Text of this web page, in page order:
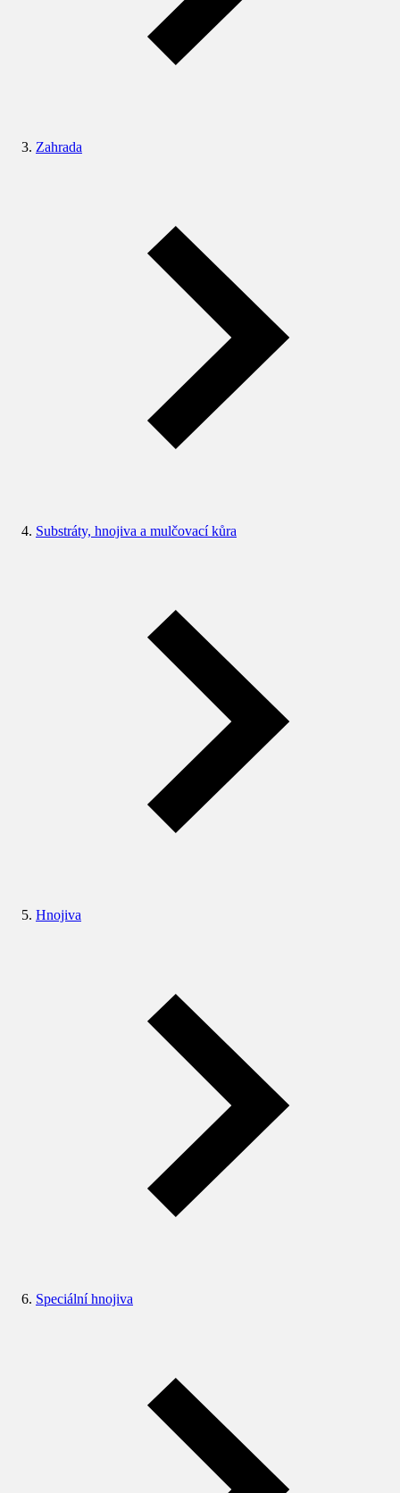
Zahrada
Substráty, hnojiva a mulčovací kůra
Hnojiva
Speciální hnojiva